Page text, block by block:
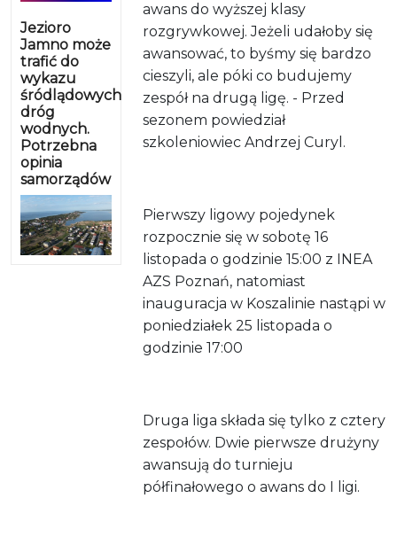
Jezioro
Jamno może
trafić do
wykazu
śródlądowych
dróg
wodnych.
Potrzebna
opinia
samorządów
awans do wyższej klasy
rozgrywkowej. Jeżeli udałoby się
awansować, to byśmy się bardzo
cieszyli, ale póki co budujemy
zespół na drugą ligę. - Przed
sezonem powiedział
szkoleniowiec Andrzej Curyl.
Pierwszy ligowy pojedynek
rozpocznie się w sobotę 16
listopada o godzinie 15:00 z INEA
AZS Poznań, natomiast
inauguracja w Koszalinie nastąpi w
poniedziałek 25 listopada o
godzinie 17:00
Druga liga składa się tylko z cztery
zespołów. Dwie pierwsze drużyny
awansują do turnieju
półfinałowego o awans do I ligi.